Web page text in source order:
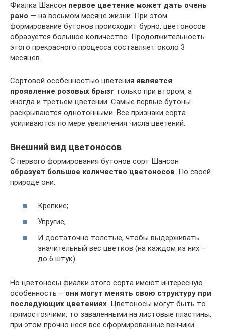
Фиалка Шансон первое цветение может дать очень
рано — на восьмом месяце жизни. При этом
формирование бутонов происходит бурно, цветоносов
образуется большое количество. Продолжительность
этого прекрасного процесса составляет около 3
месяцев.
Сортовой особенностью цветения является
проявление розовых брызг только при втором, а
иногда и третьем цветении. Самые первые бутоны
раскрываются однотонными. Все признаки сорта
усиливаются по мере увеличения числа цветений.
Внешний вид цветоносов
С первого формирования бутонов сорт Шансон
образует большое количество цветоносов. По своей
природе они:
Крепкие;
Упругие;
И достаточно толстые, чтобы выдерживать
значительный вес цветков (на каждом из них –
до 6 штук).
Но цветоносы фиалки этого сорта имеют интересную
особенность – они могут менять свою структуру при
последующих цветениях . Цветоносы могут быть то
прямостоячими, то заваленными на листовые пластины,
при этом прочно неся все сформированные венчики.